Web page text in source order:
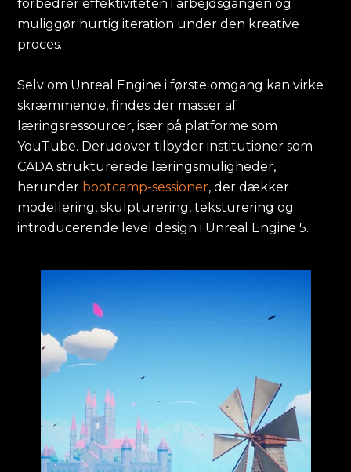
forbedrer effektiviteten i arbejdsgangen og
muliggør hurtig iteration under den kreative
proces.
Selv om Unreal Engine i første omgang kan virke
skræmmende, findes der masser af
læringsressourcer, især på platforme som
YouTube. Derudover tilbyder institutioner som
CADA strukturerede læringsmuligheder,
herunder bootcamp-sessioner, der dækker
modellering, skulpturering, teksturering og
introducerende level design i Unreal Engine 5.